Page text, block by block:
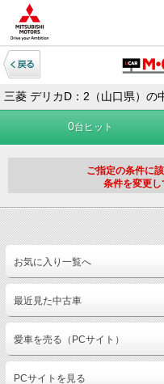
三菱 デリカD：2（山口県）の
0台ヒット
ご指定の条件に
条件を変更し
お気に入り一覧へ
最近見た中古車
愛車を売る（PCサイト）
PCサイトを見る